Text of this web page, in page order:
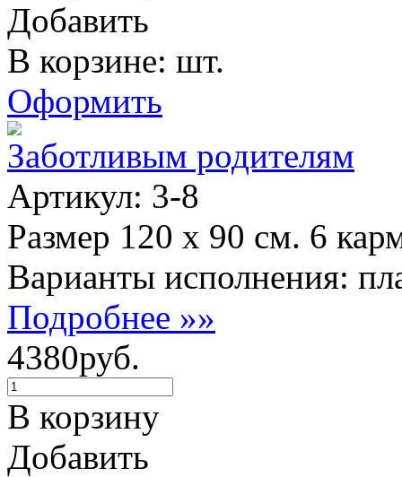
Добавить
В корзине: шт.
Оформить
Заботливым родителям
Артикул: 3-8
Размер 120 х 90 см. 6
Варианты исполнения:
Подробнее »»
4380руб.
В корзину
Добавить